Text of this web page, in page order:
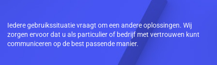
Iedere gebruikssituatie vraagt om een andere oplossingen. Wij
zorgen ervoor dat u als particulier of bedrijf met vertrouwen kunt
communiceren op de best passende manier.